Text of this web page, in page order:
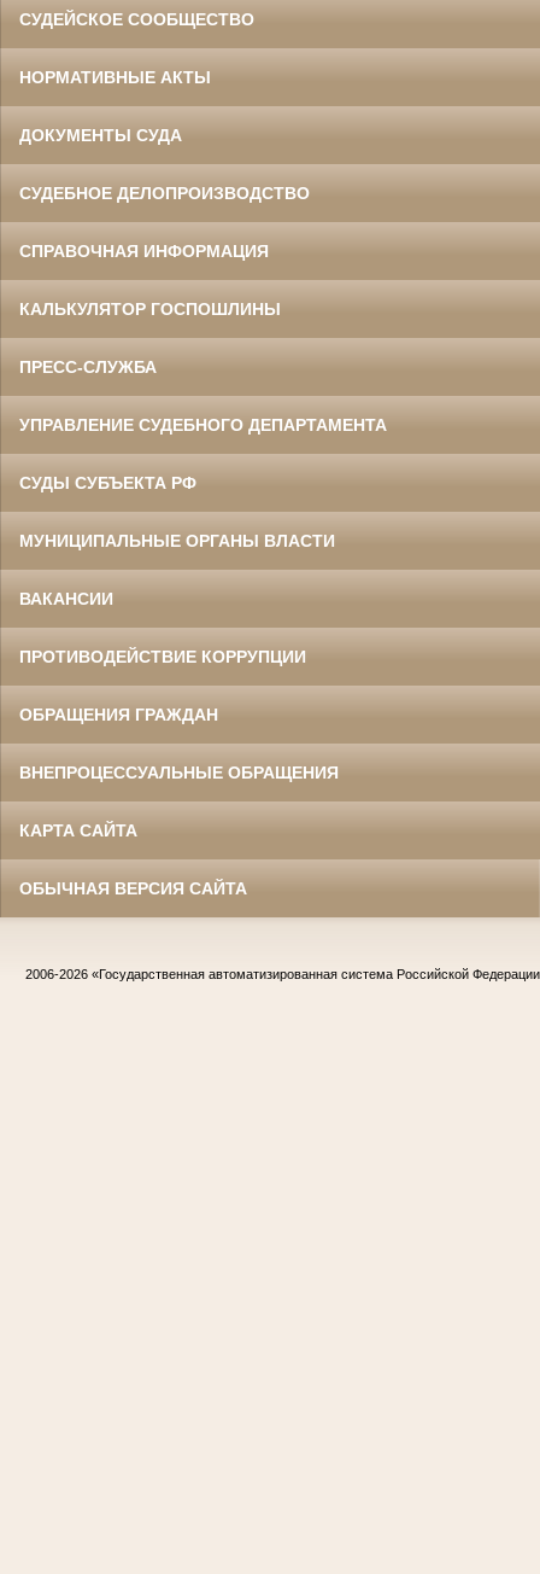
СУДЕЙСКОЕ СООБЩЕСТВО
НОРМАТИВНЫЕ АКТЫ
ДОКУМЕНТЫ СУДА
СУДЕБНОЕ ДЕЛОПРОИЗВОДСТВО
СПРАВОЧНАЯ ИНФОРМАЦИЯ
КАЛЬКУЛЯТОР ГОСПОШЛИНЫ
ПРЕСС-СЛУЖБА
УПРАВЛЕНИЕ СУДЕБНОГО ДЕПАРТАМЕНТА
СУДЫ СУБЪЕКТА РФ
МУНИЦИПАЛЬНЫЕ ОРГАНЫ ВЛАСТИ
ВАКАНСИИ
ПРОТИВОДЕЙСТВИЕ КОРРУПЦИИ
ОБРАЩЕНИЯ ГРАЖДАН
ВНЕПРОЦЕССУАЛЬНЫЕ ОБРАЩЕНИЯ
КАРТА САЙТА
ОБЫЧНАЯ ВЕРСИЯ САЙТА
2006-2026 «Государственная автоматизированная система Российской